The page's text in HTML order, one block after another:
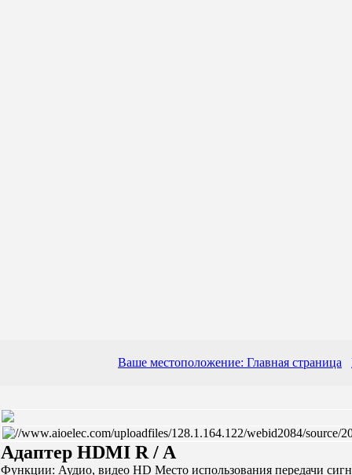
Ваше местоположение: Главная страница
Адаптер HDMI R / A
Функции: Аудио, видео HD Место использования передачи